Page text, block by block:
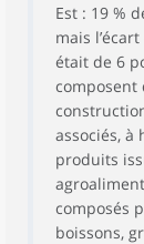
Est : 19 %
mais
était de 6
composent
associés, à
produits
composés
boissons,